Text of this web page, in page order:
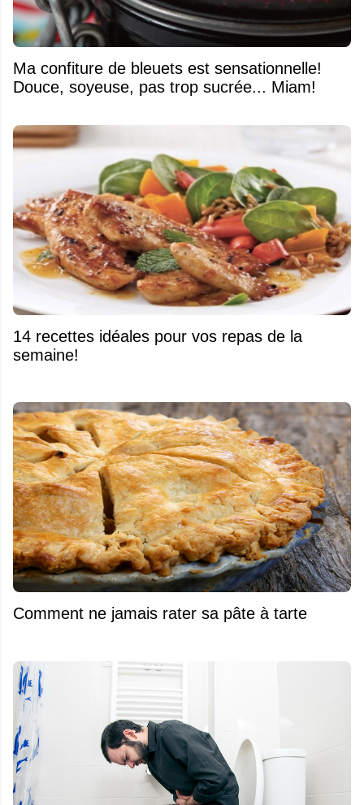
Ma confiture de bleuets est sensationnelle!
Douce, soyeuse, pas trop sucrée... Miam!
14 recettes idéales pour vos repas de la
semaine!
Comment ne jamais rater sa pâte à tarte